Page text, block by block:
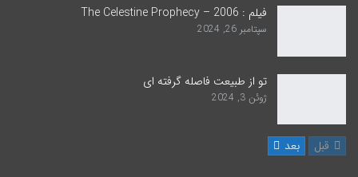
فیلم : The Celestine Prophecy – 2006
سپتامبر 26, 2024
تو از طبیعت فاصله گرفته ای
ژوئن 3, 2024
قبل بعد